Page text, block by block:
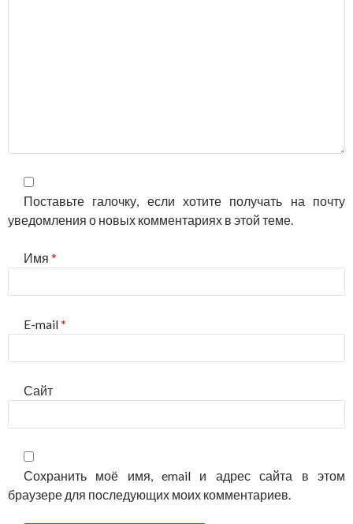
Поставьте галочку, если хотите получать на почту
уведомления о новых комментариях в этой теме.
Имя *
E-mail*
Сайт
Сохранить моё имя, email и адрес сайта в этом
браузере для последующих моих комментариев.